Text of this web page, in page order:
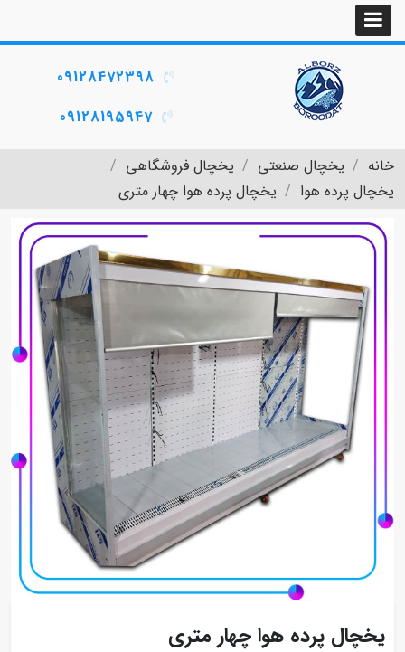
09128472398
09128195947
خانه یخچال صنعتی
یخچال فروشگاهی
یخچال پرده هوا
یخچال پرده هوا چهار متری
یخچال پرده هوا چهار متری